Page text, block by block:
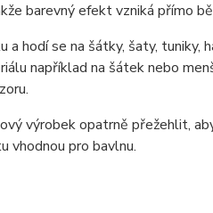
barevný efekt vzniká přímo
a hodí se na šátky, šaty,
například na šátek nebo
výrobek opatrně přežehlit,
vhodnou pro bavlnu.